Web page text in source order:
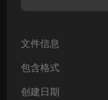
文件信息
包含格式
创建日期